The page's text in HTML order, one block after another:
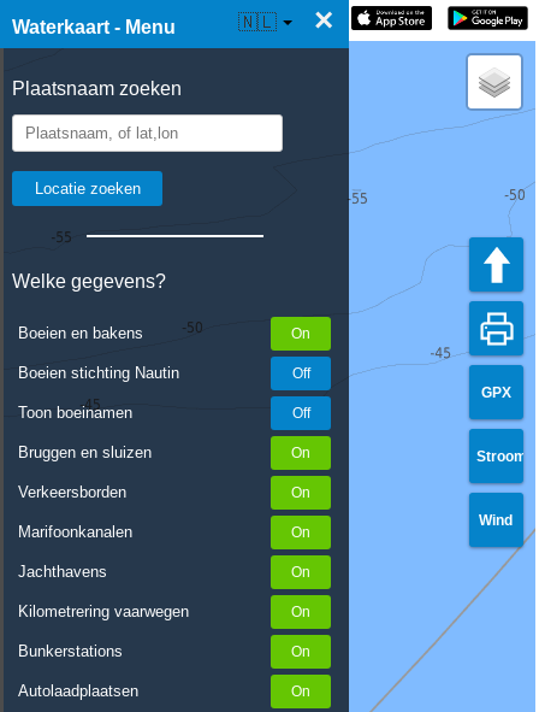
Waterkaart - Menu ×
Plaatsnaam zoeken
Welke gegevens?
Boeien en bakens
Boeien stichting Nautin
Toon boeinamen
Bruggen en sluizen
Verkeersborden
Marifoonkanalen
Jachthavens
Kilometrering vaarwegen
Bunkerstations
Autolaadplaatsen
☰ Waterkaart Live 🇳🇱
GPX
Stroom
Wind